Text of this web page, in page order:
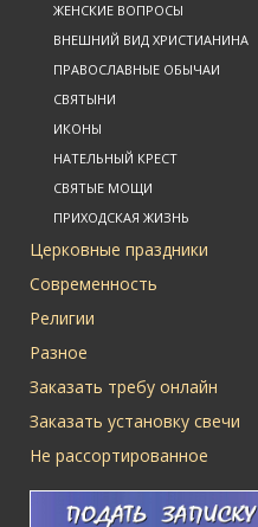
ЖЕНСКИЕ ВОПРОСЫ
ВНЕШНИЙ ВИД ХРИСТИАНИНА
ПРАВОСЛАВНЫЕ ОБЫЧАИ
СВЯТЫНИ
ИКОНЫ
НАТЕЛЬНЫЙ КРЕСТ
СВЯТЫЕ МОЩИ
ПРИХОДСКАЯ ЖИЗНЬ
Церковные праздники
Современность
Религии
Разное
Заказать требу онлайн
Заказать установку свечи
Не рассортированное